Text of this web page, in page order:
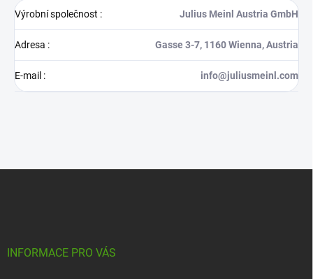
Výrobní společnost : Julius Meinl Austria GmbH
Adresa : Gasse 3-7, 1160 Wienna, Austria
E-mail : info@juliusmeinl.com
INFORMACE PRO VÁS